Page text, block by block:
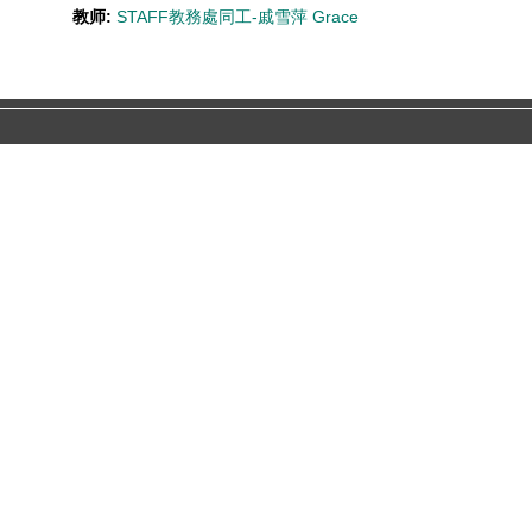
教师:STAFF教務處同工-戚雪萍 Grace